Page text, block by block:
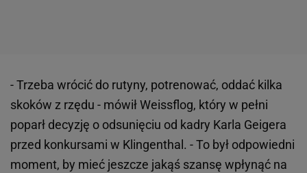
- Trzeba wrócić do rutyny, potrenować, oddać kilka
skoków z rzędu - mówił Weissflog, który w pełni
poparł decyzję o odsunięciu od kadry Karla Geigera
przed konkursami w Klingenthal. - To był odpowiedni
moment, by mieć jeszcze jakąś szansę wpłynąć na